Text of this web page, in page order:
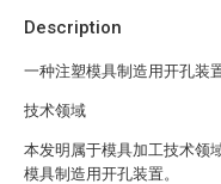
Description
一种注塑模具制造用开孔装
技术领域
本发明属于模具加工技术领
模具制造用开孔装置。